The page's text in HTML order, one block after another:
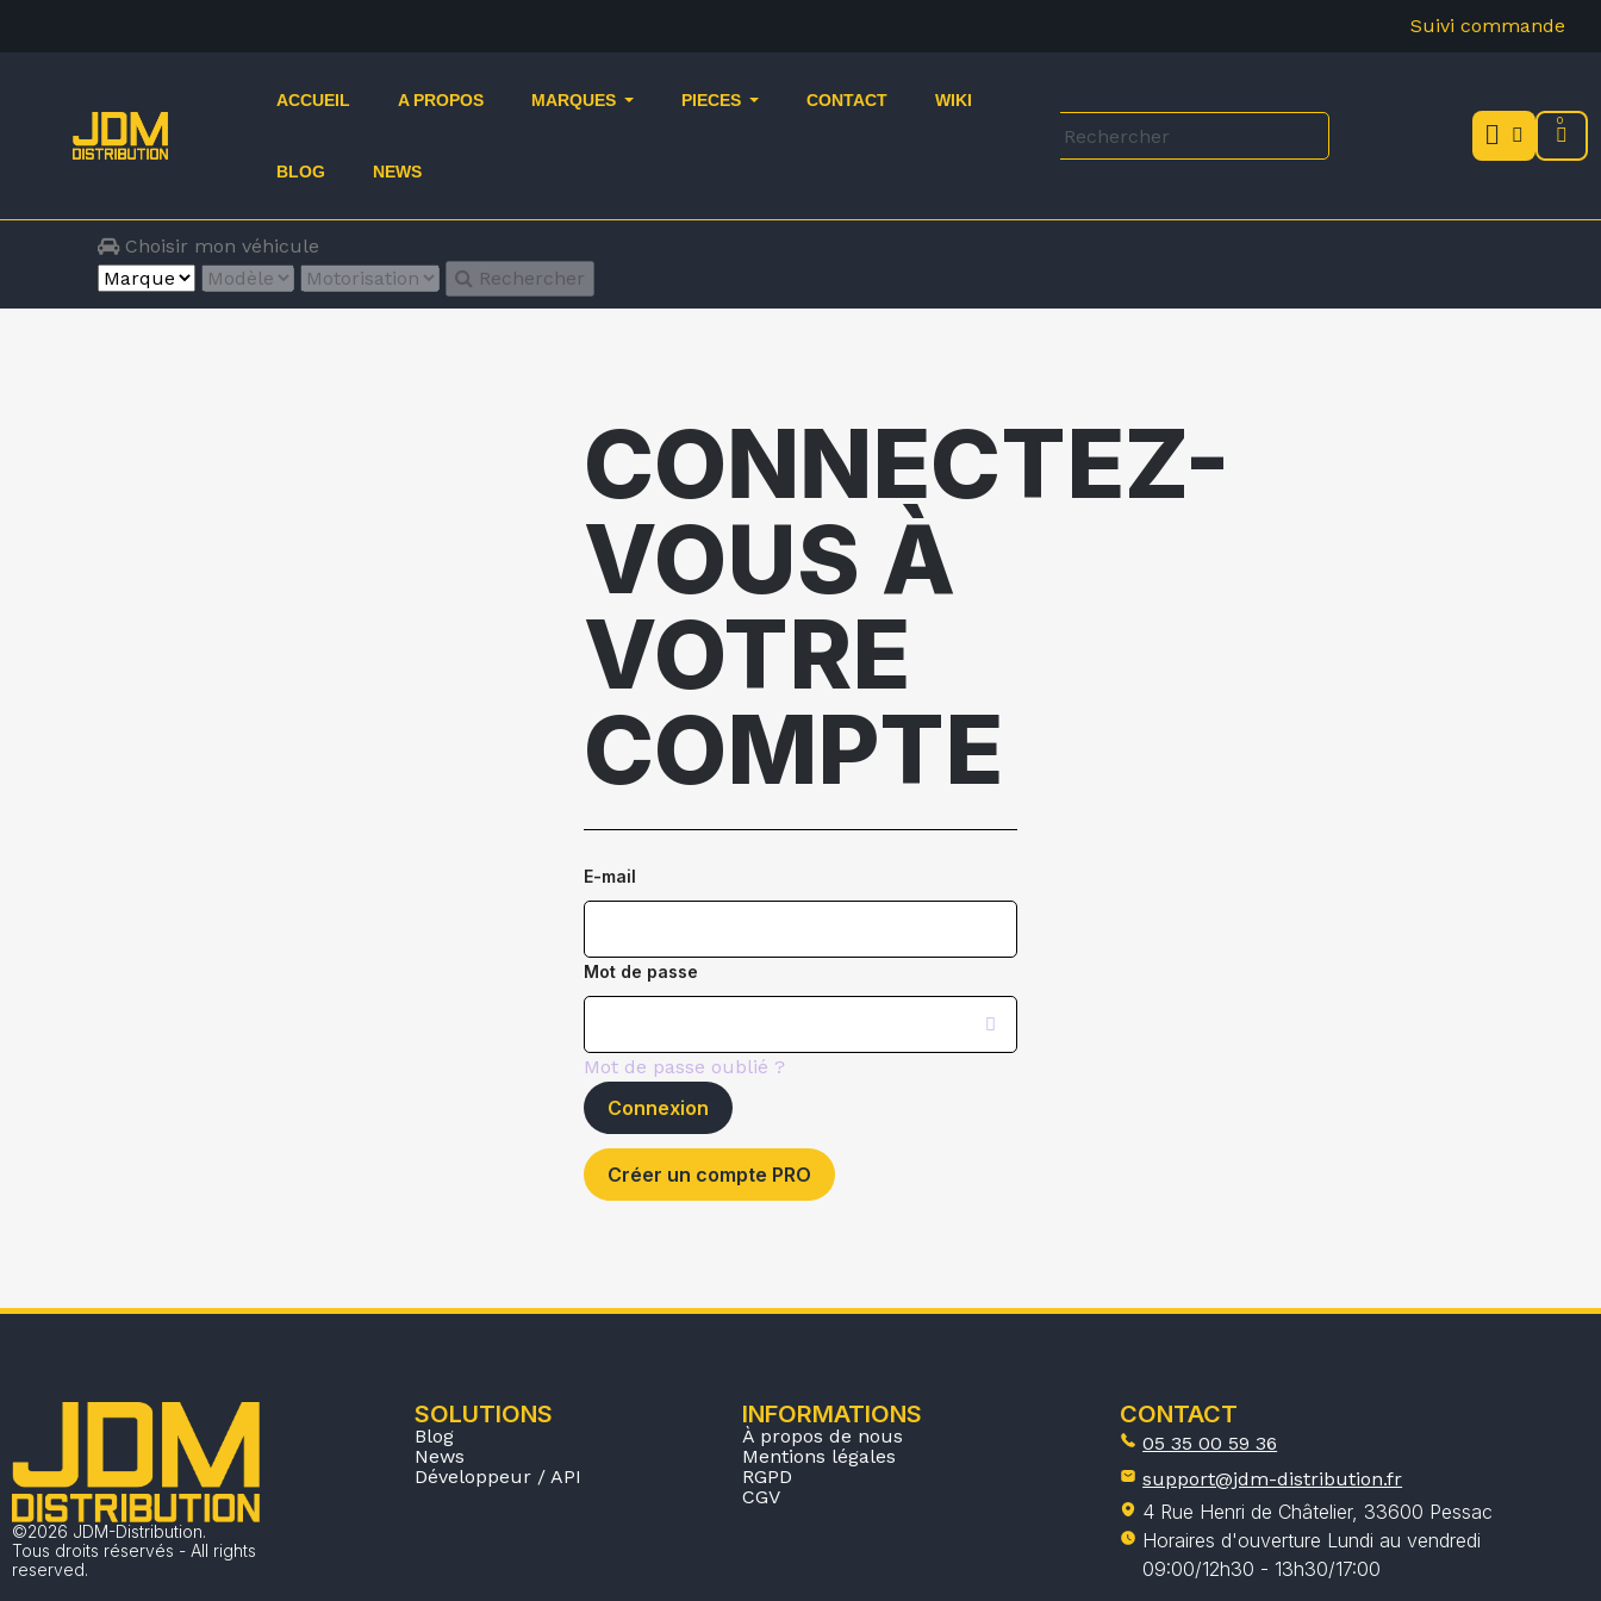
Suivi commande
ACCUEIL A PROPOS MARQUES PIECES CONTACT WIKI
BLOG NEWS
Choisir mon véhicule
Rechercher
CONNECTEZ-
VOUS À
VOTRE
COMPTE
E-mail
Mot de passe
Mot de passe oublié ?
Connexion
Créer un compte PRO
©2026 JDM-Distribution.
Tous droits réservés - All rights
reserved.
SOLUTIONS
Blog
News
Développeur / API
INFORMATIONS
À propos de nous
Mentions légales
RGPD
CGV
CONTACT
05 35 00 59 36
support@jdm-distribution.fr
4 Rue Henri de Châtelier, 33600 Pessac
Horaires d'ouverture Lundi au vendredi
09:00/12h30 - 13h30/17:00